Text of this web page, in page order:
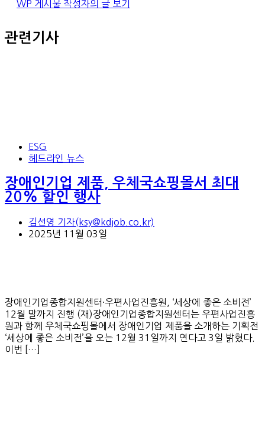
WP 게시물 작성자의 글 보기
관련기사
ESG
헤드라인 뉴스
장애인기업 제품, 우체국쇼핑몰서 최대
20% 할인 행사
김선영 기자(ksy@kdjob.co.kr)
2025년 11월 03일
장애인기업종합지원센터·우편사업진흥원, ‘세상에 좋은 소비전’
12월 말까지 진행 (재)장애인기업종합지원센터는 우편사업진흥
원과 함께 우체국쇼핑몰에서 장애인기업 제품을 소개하는 기획전
‘세상에 좋은 소비전’을 오는 12월 31일까지 연다고 3일 밝혔다.
이번 […]